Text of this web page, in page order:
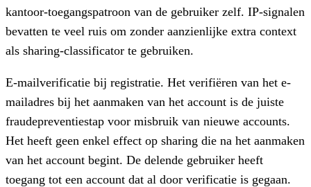
kantoor-toegangspatroon van de gebruiker zelf. IP-signalen
bevatten te veel ruis om zonder aanzienlijke extra context
als sharing-classificator te gebruiken.
E-mailverificatie bij registratie. Het verifiëren van het e-
mailadres bij het aanmaken van het account is de juiste
fraudepreventiestap voor misbruik van nieuwe accounts.
Het heeft geen enkel effect op sharing die na het aanmaken
van het account begint. De delende gebruiker heeft
toegang tot een account dat al door verificatie is gegaan.